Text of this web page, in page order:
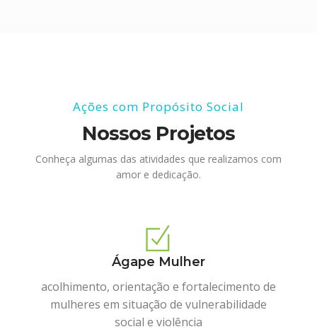
Ações com Propósito Social
Nossos Projetos
Conheça algumas das atividades que realizamos com
amor e dedicação.
Ágape Mulher
acolhimento, orientação e fortalecimento de
mulheres em situação de vulnerabilidade
social e violência